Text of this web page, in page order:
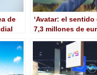
de
‘Avatar: el sentido
7,3 millones de